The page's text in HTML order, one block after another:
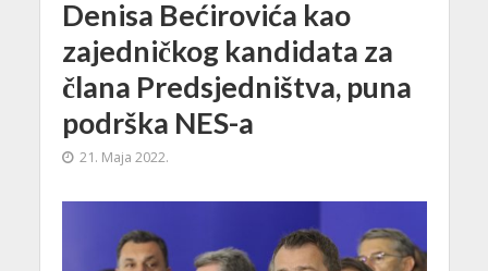
Denisa Bećirovića kao
zajedničkog kandidata za
člana Predsjedništva, puna
podrška NES-a
21. Maja 2022.